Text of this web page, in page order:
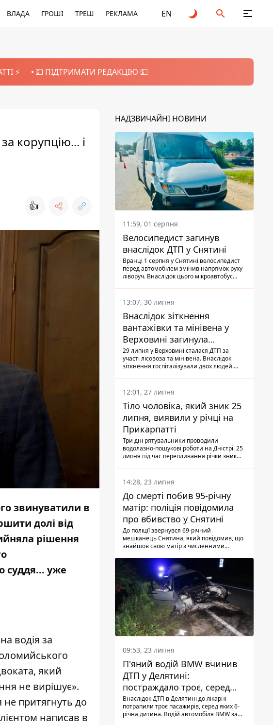
ВЛАДА ГРОШІ ТРЕШ РЕКЛАМА EN
⚡️ 💵 ПІДТРИМАТИ РЕДАКЦІЮ 💵
корупцію... і
👍
звинуватили в
долі від
рішення
суддя... уже
водія за
який
не вирішує».
не притягнуть до
написав в
НАДЗВИЧАЙНІ НОВИНИ
11:59, 01 серпня
Велосипедист загинув
внаслідок ДТП у Снятині
Вранці 1 серпня у Снятині велосипедист
перед автомобілем змінив напрямок руху
ліворуч. Внаслідок цього мікроавтобус
13:07, 30 липня
Внаслідок зіткнення
вантажівки та мінівена у
Верховині загинула
пасажирка, водійка - у
лікарні
29 липня у Верховині сталася ДТП за
участі лісовоза та мінівена. Внаслідок
зіткнення госпіталізували двох людей.
Також травми отримала водійка
автомобіля.
12:01, 27 липня
Тіло чоловіка, який зник 25
липня, виявили у річці на
Прикарпатті
Три дні рятувальники проводили
водолазно-пошукові роботи на Дністрі. 25
липня під час перепливання річки зник
виявили тіло.
14:28, 23 липня
До смерті побив 95-річну
матір: поліція повідомила
про вбивство у Снятині
До поліції звернувся 69-річний
мешканець Снятина, який повідомив, що
знайшов свою матір з численними
з'ясували правоохоронці, ці травми жінці
наніс її син.
09:53, 23 липня
П'яний водій BMW вчинив
ДТП у Делятині:
постраждало троє, серед
них - дитина
Внаслідок ДТП в Делятині до лікарні
потрапили троє пасажирів, серед яких 6-
річна дитина. Водій автомобіля BMW за